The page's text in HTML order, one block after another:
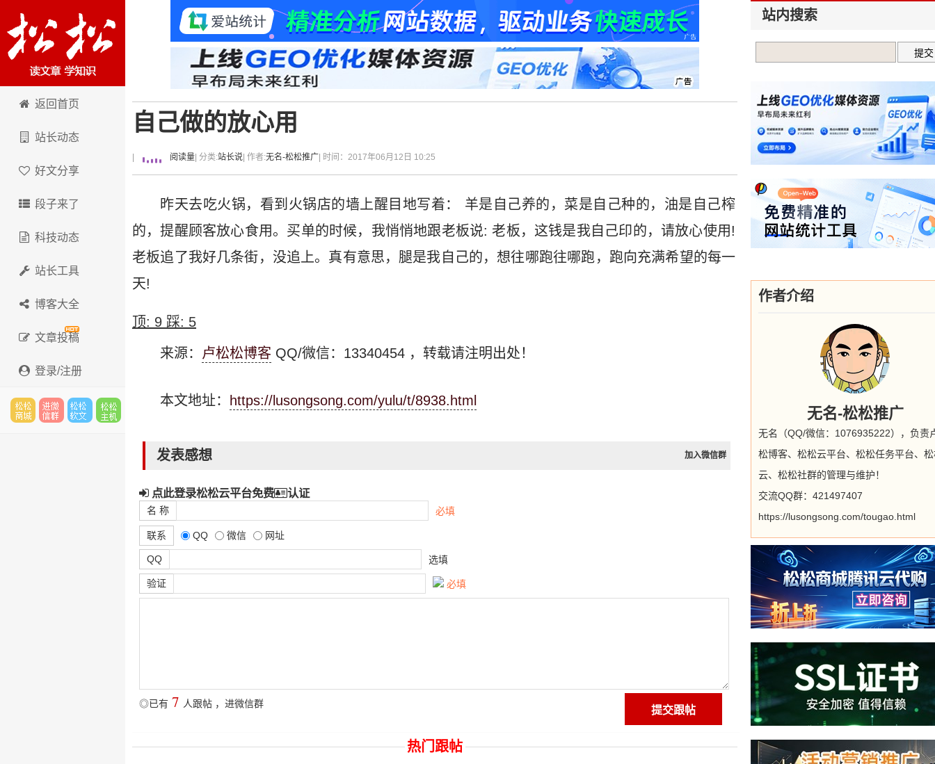
卢松松博客
返回首页
站长动态
好文分享
段子来了
科技动态
站长工具
博客大全
文章投稿
登录/注册
自己做的放心用
阅读量 | 分类:站长说 | 作者:无名-松松推广 | 时间：2017年06月12日 10:25
昨天去吃火锅，看到火锅店的墙上醒目地写着： 羊是自己养的，菜是自己种的，油是自己榨
的，提醒顾客放心食用。买单的时候，我悄悄地跟老板说: 老板，这钱是我自己印的，请放心使用!
老板追了我好几条街，没追上。真有意思，腿是我自己的，想往哪跑往哪跑，跑向充满希望的每一
天!
顶: 9 踩: 5
来源： 卢松松博客 QQ/微信：13340454 ，转载请注明出处！
本文地址： https://lusongsong.com/yulu/t/8938.html
发表感想 加入微信群
点此登录松松云平台免费 认证
名 称 必填
联系 QQ 微信 网址
QQ 选填
验证 必填
◎已有 7 人跟帖 ， 进微信群
热门跟帖
站内搜索
作者介绍
无名-松松推广
无名（QQ/微信：1076935222），负责
松博客、松松云平台、松松任务平台、
云、松松社群的管理与维护！
交流QQ群：421497407
https://lusongsong.com/tougao.html